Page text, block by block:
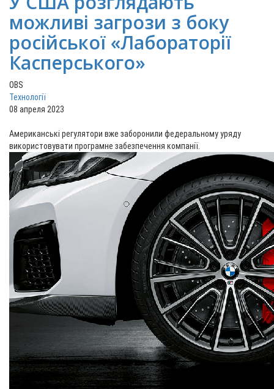
можливі загрози з боку
російської «Лабораторії
Касперського»
OBS
Технології
08 апреля 2023
Американські регулятори вже заборонили федеральному уряду
використовувати програмне забезпечення компанії.